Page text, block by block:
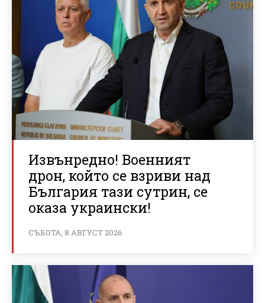
Извънредно! Военният
дрон, който се взриви над
България тази сутрин, се
оказа украински!
СЪБОТА, 8 АВГУСТ 2026